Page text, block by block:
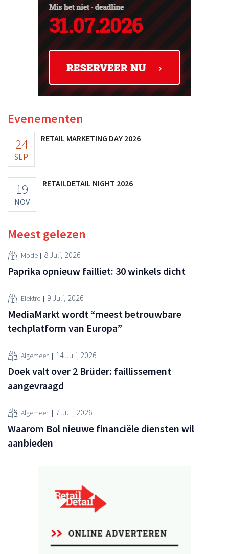
Evenementen
24
SEP
RETAIL MARKETING DAY 2026
19
NOV
RETAILDETAIL NIGHT 2026
Meest gelezen
Mode 8 Juli, 2026
Paprika opnieuw failliet: 30 winkels dicht
Elektro 9 Juli, 2026
MediaMarkt wordt “meest betrouwbare
techplatform van Europa”
Algemeen 14 Juli, 2026
Doek valt over 2 Brüder: faillissement
aangevraagd
Algemeen 7 Juli, 2026
Waarom Bol nieuwe financiële diensten wil
aanbieden